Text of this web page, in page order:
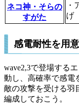
ネコ神・そらの
すがた
・
げ
感電耐性を用
wave2,3で登場する
動し、高確率で感電
敵の攻撃を受ける羽
編成しておこう。